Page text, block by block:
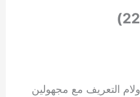
التعريف مع مجهولين